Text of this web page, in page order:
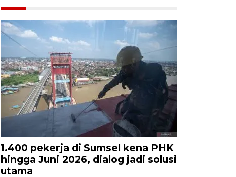
1.400 pekerja di Sumsel kena PHK
hingga Juni 2026, dialog jadi solusi
utama